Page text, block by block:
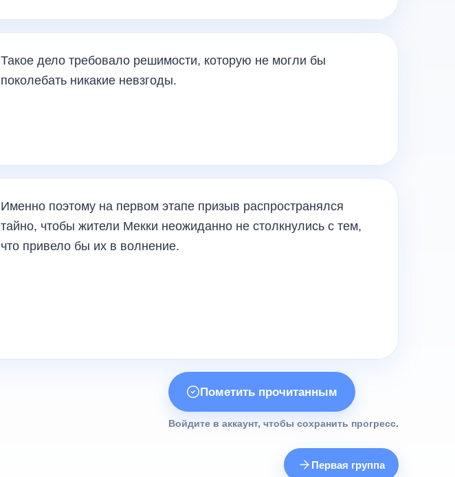
Такое дело требовало решимости, которую не могли бы
поколебать никакие невзгоды.
Именно поэтому на первом этапе призыв распространялся
тайно, чтобы жители Мекки неожиданно не столкнулись с тем,
что привело бы их в волнение.
Пометить прочитанным
Войдите в аккаунт, чтобы сохранить прогресс.
Первая группа